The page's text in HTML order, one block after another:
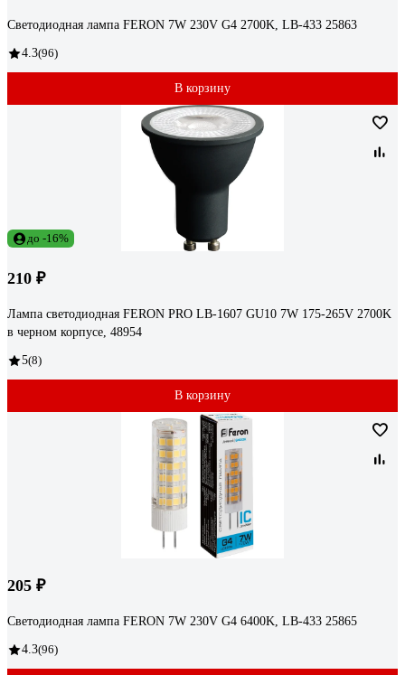
Светодиодная лампа FERON 7W 230V G4 2700K, LB-433 25863
4.3(96)
В корзину
до -16%
210 ₽
Лампа светодиодная FERON PRO LB-1607 GU10 7W 175-265V 2700K
в черном корпусе, 48954
5(8)
В корзину
205 ₽
Светодиодная лампа FERON 7W 230V G4 6400K, LB-433 25865
4.3(96)